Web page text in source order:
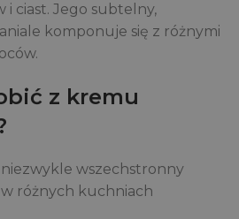
i ciast. Jego subtelny,
komponuje się z różnymi
z kremu
wszechstronny
różnych kuchniach